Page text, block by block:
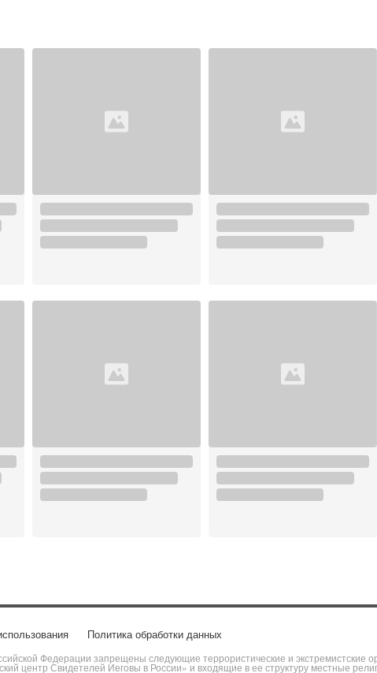
Политика обработки данных
Федерации запрещены следующие террористические и экстремистские
центр Свидетелей Иеговы в России» и входящие в ее структуру местные